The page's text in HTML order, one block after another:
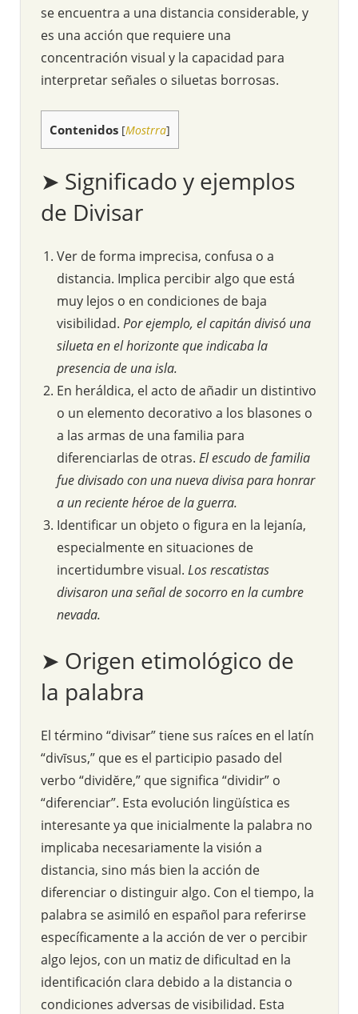
se encuentra a una distancia considerable, y
es una acción que requiere una
concentración visual y la capacidad para
interpretar señales o siluetas borrosas.
Contenidos [Mostrra]
➤ Significado y ejemplos
de Divisar
Ver de forma imprecisa, confusa o a
distancia. Implica percibir algo que está
muy lejos o en condiciones de baja
visibilidad. Por ejemplo, el capitán divisó una
silueta en el horizonte que indicaba la
presencia de una isla.
En heráldica, el acto de añadir un distintivo
o un elemento decorativo a los blasones o
a las armas de una familia para
diferenciarlas de otras. El escudo de familia
fue divisado con una nueva divisa para honrar
a un reciente héroe de la guerra.
Identificar un objeto o figura en la lejanía,
especialmente en situaciones de
incertidumbre visual. Los rescatistas
divisaron una señal de socorro en la cumbre
nevada.
➤ Origen etimológico de
la palabra
El término “divisar” tiene sus raíces en el latín
“divīsus,” que es el participio pasado del
verbo “dividĕre,” que significa “dividir” o
“diferenciar”. Esta evolución lingüística es
interesante ya que inicialmente la palabra no
implicaba necesariamente la visión a
distancia, sino más bien la acción de
diferenciar o distinguir algo. Con el tiempo, la
palabra se asimiló en español para referirse
específicamente a la acción de ver o percibir
algo lejos, con un matiz de dificultad en la
identificación clara debido a la distancia o
condiciones adversas de visibilidad. Esta